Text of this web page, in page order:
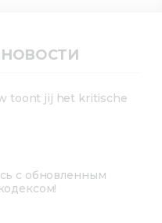
toont jij het kritische
с обновленным